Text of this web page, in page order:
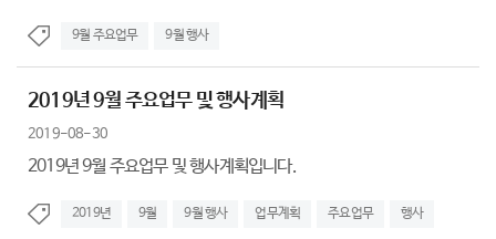
9월 주요업무 9월 행사
2019년 9월 주요업무 및 행사계획
2019-08-30
2019년 9월 주요업무 및 행사계획입니다.
2019년 9월 9월 행사 업무계획 주요업무 행사